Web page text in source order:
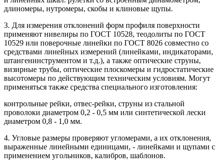
длиномеры, нутромеры, скобы и клиновые щупы.
3. Для измерения отклонений форм профиля поверхности
применяют нивелиры по ГОСТ 10528, теодолиты по ГОСТ
10529 или поверочные линейки по ГОСТ 8026 совместно со
средствами линейных измерений (линейками, индикаторами,
штангенинструментом и т.д.), а также оптические струны,
визирные трубы, оптические плоскомеры и гидростатические
высотомеры по действующим техническим условиям. Могут
применяться также средства специального изготовления:
контрольные рейки, отвес-рейки, струны из стальной
проволоки диаметром 0,2 - 0,5 мм или синтетической лески
диаметром 0,8 - 1,0 мм.
4. Угловые размеры проверяют угломерами, а их отклонения,
выраженные линейными единицами, - линейками и щупами с
применением угольников, калибров, шаблонов.